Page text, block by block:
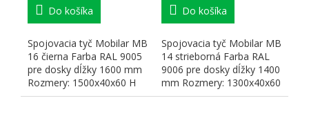
Do košíka
Spojovacia tyč Mobilar MB
16 čierna Farba RAL 9005
pre dosky dĺžky 1600 mm
Rozmery: 1500x40x60 H
Do košíka
Spojovacia tyč Mobilar MB
14 strieborná Farba RAL
9006 pre dosky dĺžky 1400
mm Rozmery: 1300x40x60
H